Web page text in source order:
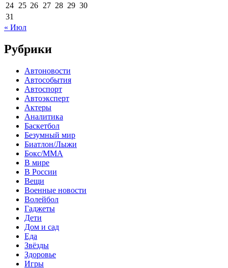
24 25 26 27 28 29 30
31
« Июл
Рубрики
Автоновости
Автособытия
Автоспорт
Автоэксперт
Актеры
Аналитика
Баскетбол
Безумный мир
Биатлон/Лыжи
Бокс/MMA
В мире
В России
Вещи
Военные новости
Волейбол
Гаджеты
Дети
Дом и сад
Еда
Звёзды
Здоровье
Игры